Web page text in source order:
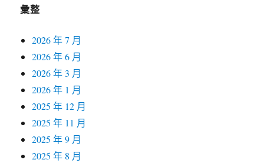
彙整
2026 年 7 月
2026 年 6 月
2026 年 3 月
2026 年 1 月
2025 年 12 月
2025 年 11 月
2025 年 9 月
2025 年 8 月